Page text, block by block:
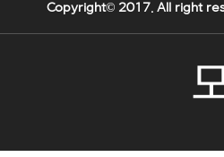
Copyright© 2017. All right